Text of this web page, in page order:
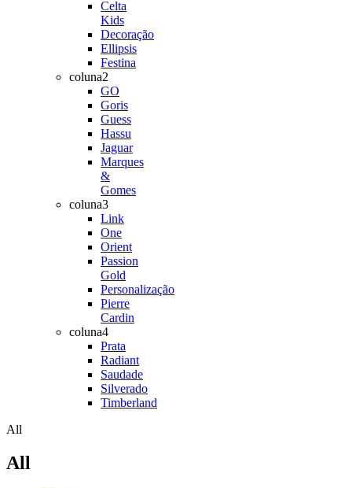
Celta
Kids
Decoração
Ellipsis
Festina
coluna2
GO
Goris
Guess
Hassu
Jaguar
Marques
&
Gomes
coluna3
Link
One
Orient
Passion
Gold
Personalização
Pierre
Cardin
coluna4
Prata
Radiant
Saudade
Silverado
Timberland
All
All